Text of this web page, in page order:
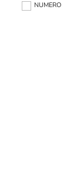
NUMERO